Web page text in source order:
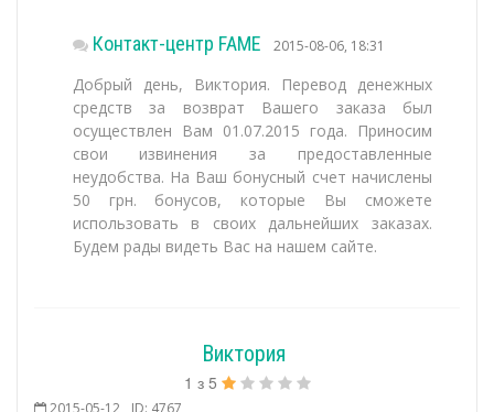
Контакт-центр FAME 2015-08-06, 18:31
Добрый день, Виктория. Перевод денежных
средств за возврат Вашего заказа был
осуществлен Вам 01.07.2015 года. Приносим
свои извинения за предоставленные
неудобства. На Ваш бонусный счет начислены
50 грн. бонусов, которые Вы сможете
использовать в своих дальнейших заказах.
Будем рады видеть Вас на нашем сайте.
Виктория
1 з 5
2015-05-12 ID: 4767